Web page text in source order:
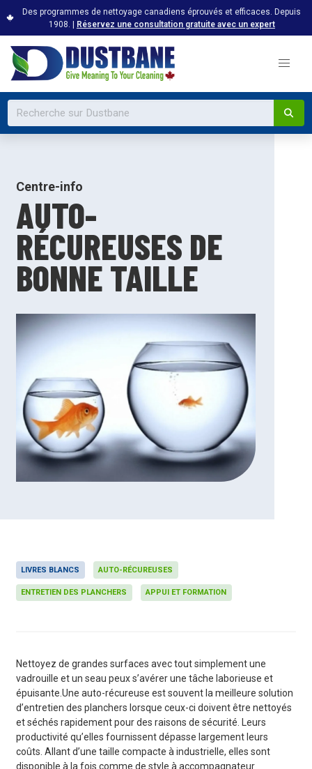
Des programmes de nettoyage canadiens éprouvés et efficaces. Depuis
1908. | Réservez une consultation gratuite avec un expert
Centre-info
AUTO-
RÉCUREUSES DE
BONNE TAILLE
LIVRES BLANCS AUTO-RÉCUREUSES
ENTRETIEN DES PLANCHERS APPUI ET FORMATION
Nettoyez de grandes surfaces avec tout simplement une
vadrouille et un seau peux s’avérer une tâche laborieuse et
épuisante.Une auto-récureuse est souvent la meilleure solution
d’entretien des planchers lorsque ceux-ci doivent être nettoyés
et séchés rapidement pour des raisons de sécurité. Leurs
productivité qu’elles fournissent dépasse largement leurs
coûts. Allant d’une taille compacte à industrielle, elles sont
disponible à la fois comme de style à accompagnateur